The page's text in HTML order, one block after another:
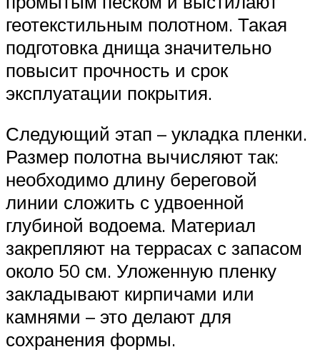
геотекстильным полотном. Такая
подготовка днища значительно
повысит прочность и срок
эксплуатации покрытия.
Следующий этап – укладка пленки.
Размер полотна вычисляют так:
необходимо длину береговой
линии сложить с удвоенной
глубиной водоема. Материал
закрепляют на террасах с запасом
около 50 см. Уложенную пленку
закладывают кирпичами или
камнями – это делают для
сохранения формы.